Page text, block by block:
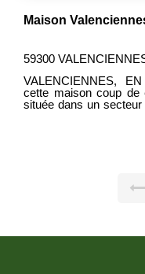
Maison
59300
VALENCIENNES,
cette maison coup de
située dans un
avec dressing A
2 remises DPE D
d'agence inclus, les